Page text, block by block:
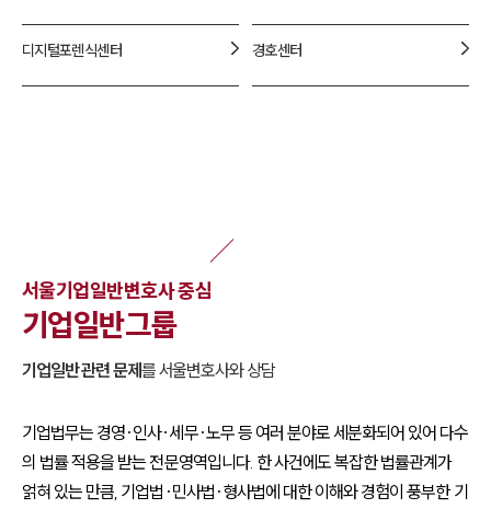
디지털포렌식센터 경호센터
서울기업일반변호사 중심
기업일반그룹
기업일반관련 문제를서울변호사와 상담
기업법무는 경영·인사·세무·노무 등 여러 분야로 세분화되어 있어 다수
의 법률 적용을 받는 전문영역입니다. 한 사건에도 복잡한 법률관계가
얽혀 있는 만큼, 기업법·민사법·형사법에 대한 이해와 경험이 풍부한 기